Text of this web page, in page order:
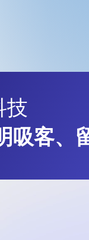
技
吸客、